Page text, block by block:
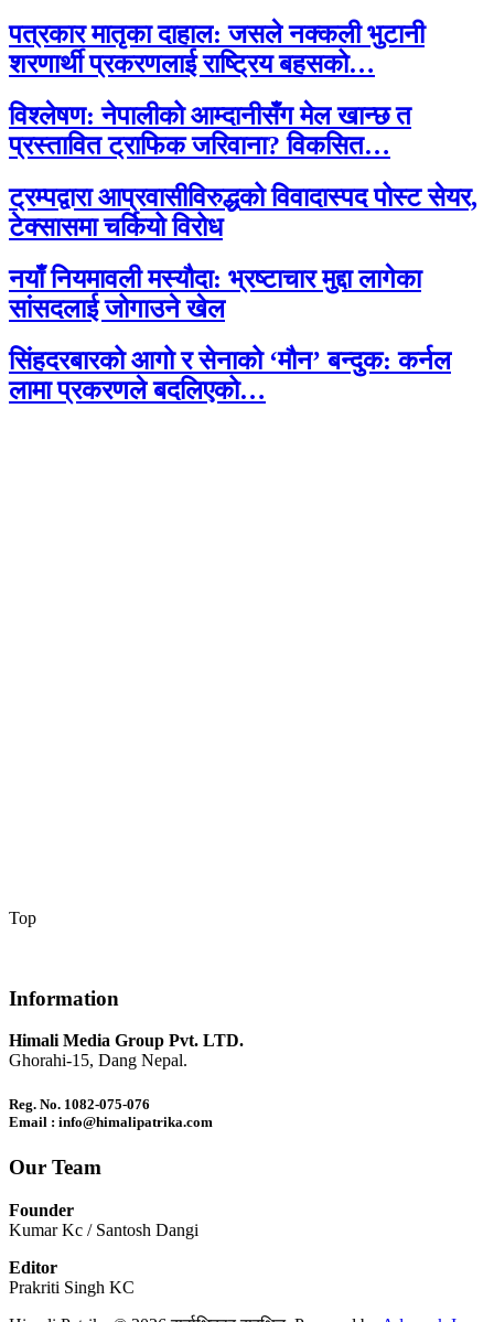
पत्रकार मातृका दाहाल: जसले नक्कली भुटानी
शरणार्थी प्रकरणलाई राष्ट्रिय बहसको…
विश्लेषण: नेपालीको आम्दानीसँग मेल खान्छ त
प्रस्तावित ट्राफिक जरिवाना? विकसित…
ट्रम्पद्वारा आप्रवासीविरुद्धको विवादास्पद पोस्ट सेयर,
टेक्सासमा चर्कियो विरोध
नयाँ नियमावली मस्यौदा: भ्रष्टाचार मुद्दा लागेका
सांसदलाई जोगाउने खेल
सिंहदरबारको आगो र सेनाको ‘मौन’ बन्दुक: कर्नल
लामा प्रकरणले बदलिएको…
Top
Information
Himali Media Group Pvt. LTD.
Ghorahi-15, Dang Nepal.
Reg. No. 1082-075-076
Email : info@himalipatrika.com
Our Team
Founder
Kumar Kc / Santosh Dangi
Editor
Prakriti Singh KC